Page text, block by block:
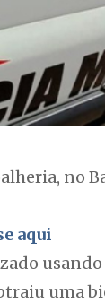
no
aqui
usando
uma